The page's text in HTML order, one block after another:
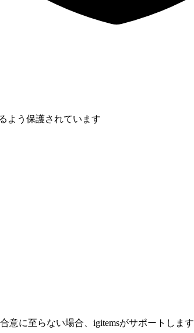
よう保護されています
意に至らない場合、igitemsがサポートします